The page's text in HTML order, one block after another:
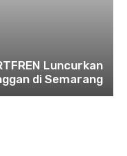
Luncurkan
di Semarang